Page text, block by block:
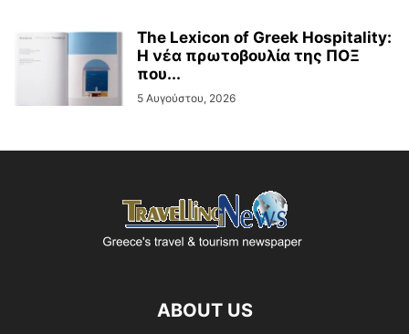
The Lexicon of Greek Hospitality:
Η νέα πρωτοβουλία της ΠΟΞ
που...
5 Αυγούστου, 2026
ABOUT US